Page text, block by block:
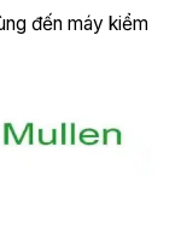
đến máy kiểm